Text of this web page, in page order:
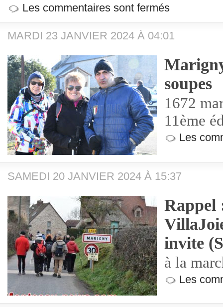
Les commentaires sont fermés
MARDI 23 JANVIER 2024 À 04:01
soupes
1672
11ème
Les
SAMEDI 20 JANVIER 2024 À 15:37
Rappel
invite
à la
Les